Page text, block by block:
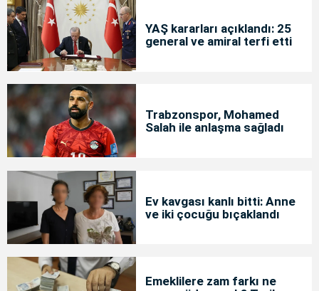
YAŞ kararları açıklandı: 25
general ve amiral terfi etti
Trabzonspor, Mohamed
Salah ile anlaşma sağladı
Ev kavgası kanlı bitti: Anne
ve iki çocuğu bıçaklandı
Emeklilere zam farkı ne